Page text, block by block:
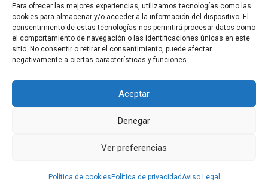
Para ofrecer las mejores experiencias, utilizamos tecnologías como las
cookies para almacenar y/o acceder a la información del dispositivo. El
consentimiento de estas tecnologías nos permitirá procesar datos como
el comportamiento de navegación o las identificaciones únicas en este
sitio. No consentir o retirar el consentimiento, puede afectar
negativamente a ciertas características y funciones.
Aceptar
Denegar
Ver preferencias
Política de cookies Política de privacidadAviso Legal
ACTUALIDAD
Notas de Prensa
Noticias
Nuevas Incorporaciones
CONTACTO
Copyright © - Asociación Canaria de Empresas de
Política de privacidad
Política de Cookies